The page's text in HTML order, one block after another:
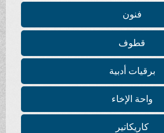
فنون
قطوف
برقيات أدبية
واحة الإخاء
كاريكاتير